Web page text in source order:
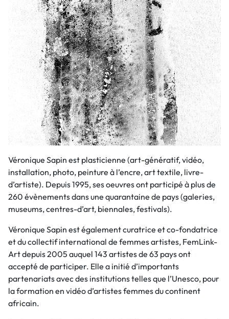
Véronique Sapin est plasticienne (art-génératif, vidéo,
installation, photo, peinture à l’encre, art textile, livre-
d’artiste). Depuis 1995, ses oeuvres ont participé à plus de
260 évènements dans une quarantaine de pays (galeries,
museums, centres-d’art, biennales, festivals).
Véronique Sapin est également curatrice et co-fondatrice
et du collectif international de femmes artistes, FemLink-
Art depuis 2005 auquel 143 artistes de 63 pays ont
accepté de participer. Elle a initié d’importants
partenariats avec des institutions telles que l’Unesco, pour
la formation en vidéo d’artistes femmes du continent
africain.